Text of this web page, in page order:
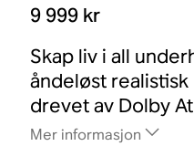
9 999 kr
Skap liv i all
åndeløst
drevet av Dolby
Mer informasjon